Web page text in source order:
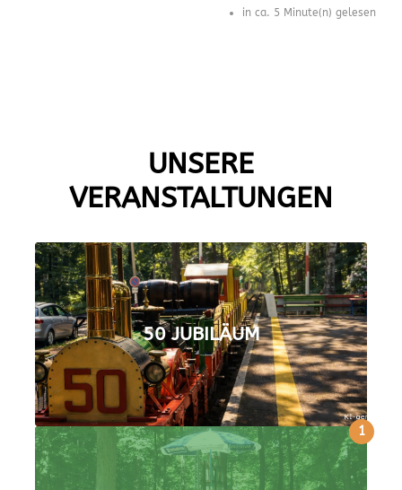
in ca. 5 Minute(n) gelesen
UNSERE
VERANSTALTUNGEN
50 JUBILÄUM
1